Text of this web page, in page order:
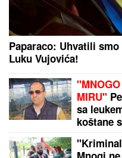
5 MINUTA SNIMKA
NESTANKA
VIDEO: Supruzi je